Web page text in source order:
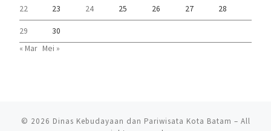
22 23 24 25 26 27 28
29
30
« Mar Mei »
© 2026 Dinas Kebudayaan dan Pariwisata Kota Batam – All